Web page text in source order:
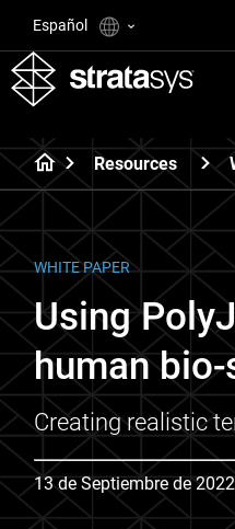
Español
Resources
WHITE PAPER
Using
human
Creating realistic
13 de Septiembre de 2022